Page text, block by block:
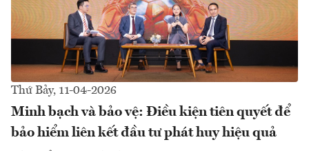
Thứ Bảy, 11-04-2026
Minh bạch và bảo vệ: Điều kiện tiên quyết để
bảo hiểm liên kết đầu tư phát huy hiệu quả